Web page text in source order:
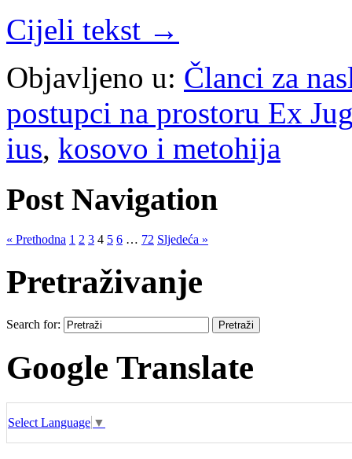
Cijeli tekst →
Objavljeno u: Članci za
postupci na prostoru Ex
ius, kosovo i metohija
Post Navigation
« Prethodna 1 2 3 4 5 6 … 72 Sljedeća »
Pretraživanje
Search for:
Google Translate
Select Language ▼